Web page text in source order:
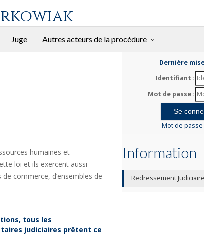
Juge Autres acteurs de la procédure
humaines et
loi et ils exercent aussi
commerce, d’ensembles de
tous les
judiciaires prêtent ce
Dernière
Identifiant :
Mot de passe :
Mot de passe
Information
Redressement Judiciaire